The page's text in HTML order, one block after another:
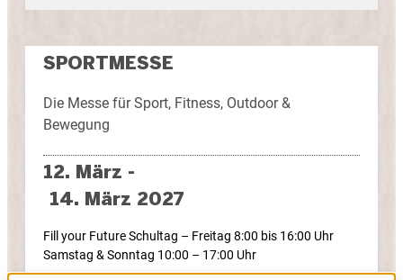
SPORTMESSE
Die Messe für Sport, Fitness, Outdoor &
Bewegung
12. März -
14. März 2027
Fill your Future Schultag – Freitag 8:00 bis 16:00 Uhr
Samstag & Sonntag 10:00 – 17:00 Uhr